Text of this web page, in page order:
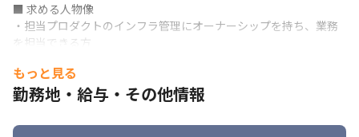
■ 求める人物像
・担当プロダクトのインフラ管理にオーナーシップを持ち、業務
を担当できる方
動する力がある方
・海外オフショアベンダーとのやり取りが発生するため、必要に
・リモート環境でも自立的に業務を行うことができる方
もっと見る
勤務地・給与・その他情報